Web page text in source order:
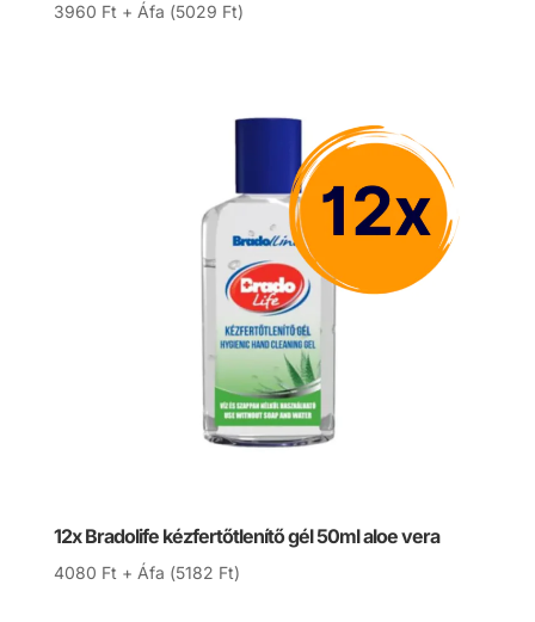
3960 Ft + Áfa (5029 Ft)
12x Bradolife kézfertőtlenítő gél 50ml aloe vera
4080 Ft + Áfa (5182 Ft)